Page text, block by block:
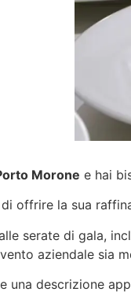
Morone e hai
offrire la sua
serate di gala,
aziendale sia
una descrizione